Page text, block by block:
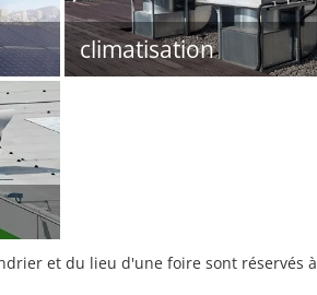
climatisation
et du lieu d'une foire sont réservés à